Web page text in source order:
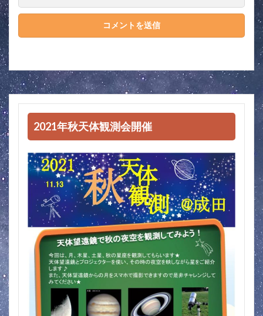
2021年秋天体観測会開催